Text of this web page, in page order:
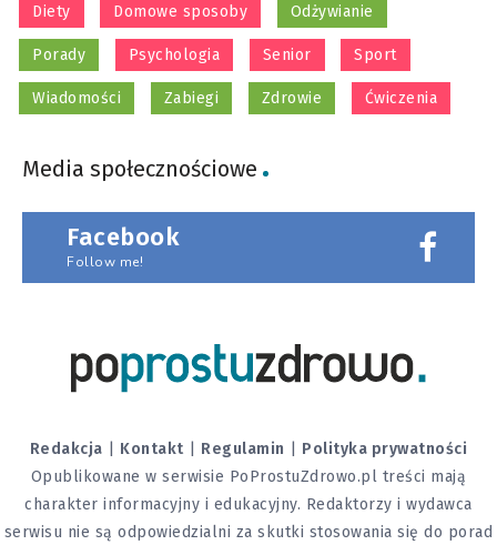
Diety Domowe sposoby Odżywianie
Porady Psychologia Senior Sport
Wiadomości Zabiegi Zdrowie Ćwiczenia
Media społecznościowe
Facebook
Follow me!
Redakcja Kontakt Regulamin
Polityka prywatności
Opublikowane w serwisie PoProstuZdrowo.pl treści mają
charakter informacyjny i edukacyjny. Redaktorzy i wydawca
serwisu nie są odpowiedzialni za skutki stosowania się do porad